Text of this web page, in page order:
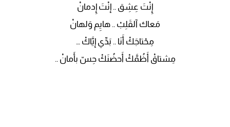
إِنْتَ عِشِق .. إنْتَ إِدمانْ
مَعاك آلقَلِبْ .. هايِم وَلهانْ
مِحْتاجَكْ أَنَا .. بَدِّي إيَّاكْ …
مِشتاقْ أَظُمَّكْ أَحضُنَكْ حِسّ بأَمانْ ..